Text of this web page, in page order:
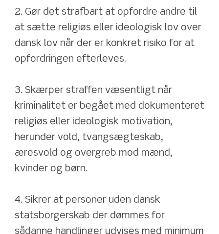
2. Gør det strafbart at opfordre andre til
at sætte religiøs eller ideologisk lov over
dansk lov når der er konkret risiko for at
opfordringen efterleves.
3. Skærper straffen væsentligt når
kriminalitet er begået med dokumenteret
religiøs eller ideologisk motivation,
herunder vold, tvangsægteskab,
æresvold og overgreb mod mænd,
kvinder og børn.
4. Sikrer at personer uden dansk
statsborgerskab der dømmes for
sådanne handlinger udvises med minimum